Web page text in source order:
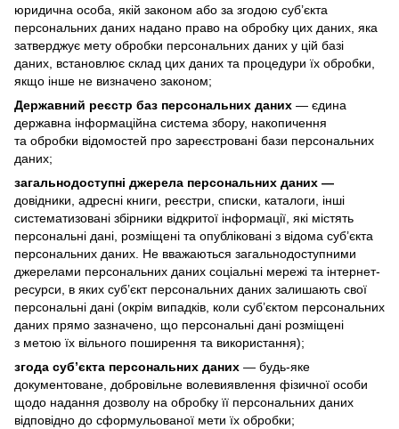
юридична особа, якій законом або за згодою суб’єкта
персональних даних надано право на обробку цих даних, яка
затверджує мету обробки персональних даних у цій базі
даних, встановлює склад цих даних та процедури їх обробки,
якщо інше не визначено законом;
Державний реєстр баз персональних даних — єдина
державна інформаційна система збору, накопичення
та обробки відомостей про зареєстровані бази персональних
даних;
загальнодоступні джерела персональних даних —
довідники, адресні книги, реєстри, списки, каталоги, інші
систематизовані збірники відкритої інформації, які містять
персональні дані, розміщені та опубліковані з відома суб’єкта
персональних даних. Не вважаються загальнодоступними
джерелами персональних даних соціальні мережі та інтернет-
ресурси, в яких суб’єкт персональних даних залишають свої
персональні дані (окрім випадків, коли суб’єктом персональних
даних прямо зазначено, що персональні дані розміщені
з метою їх вільного поширення та використання);
згода суб’єкта персональних даних — будь-яке
документоване, добровільне волевиявлення фізичної особи
щодо надання дозволу на обробку її персональних даних
відповідно до сформульованої мети їх обробки;